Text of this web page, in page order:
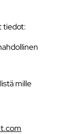
tiedot:
mille